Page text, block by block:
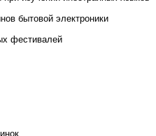
бытовой электроники
фестивалей